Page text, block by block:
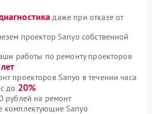
даже при отказе от
проектор Sanyo собственной
работы по ремонту проекторов
проекторов Sanyo в течении часа
до 20%
рублей на ремонт
комплектующие Sanyo